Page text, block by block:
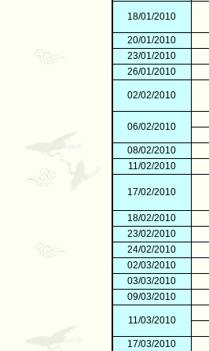
18/01/2010
20/01/2010
23/01/2010
26/01/2010
02/02/2010
06/02/2010
08/02/2010
11/02/2010
17/02/2010
18/02/2010
23/02/2010
24/02/2010
02/03/2010
03/03/2010
09/03/2010
11/03/2010
17/03/2010